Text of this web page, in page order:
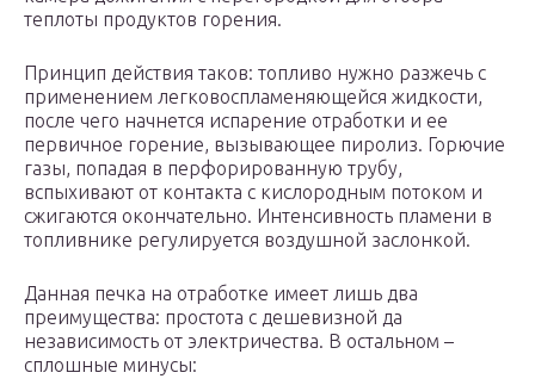
теплоты продуктов горения.
Принцип действия таков: топливо нужно разжечь с
применением легковоспламеняющейся жидкости,
после чего начнется испарение отработки и ее
первичное горение, вызывающее пиролиз. Горючие
газы, попадая в перфорированную трубу,
вспыхивают от контакта с кислородным потоком и
сжигаются окончательно. Интенсивность пламени в
топливнике регулируется воздушной заслонкой.
Данная печка на отработке имеет лишь два
преимущества: простота с дешевизной да
независимость от электричества. В остальном –
сплошные минусы: